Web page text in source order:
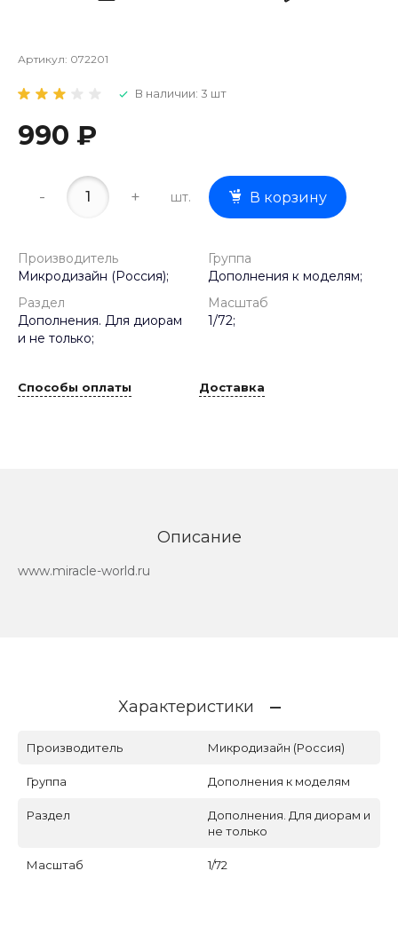
Артикул: 072201
В наличии: 3 шт
990 ₽
- + шт. В корзину
Производитель
Микродизайн (Россия);
Группа
Дополнения к моделям;
Раздел
Дополнения. Для диорам
и не только;
Масштаб
1/72;
Способы оплаты Доставка
Описание
www.miracle-world.ru
Характеристики
Производитель Микродизайн (Россия)
Группа Дополнения к моделям
Раздел
Дополнения. Для диорам и
не только
Масштаб 1/72